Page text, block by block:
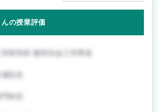
の授業評価
学研究科 都市社会工学専攻